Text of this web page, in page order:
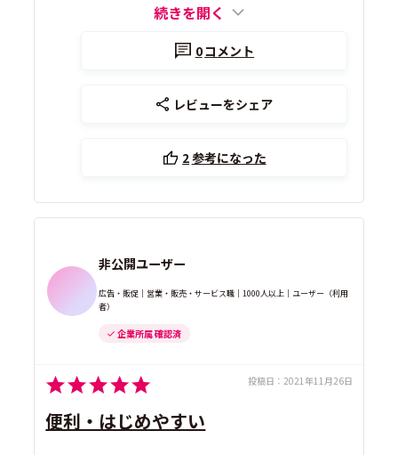
続きを開く
0コメント
レビューをシェア
2参考になった
非公開ユーザー
広告・販促｜営業・販売・サービス職｜1000人以上｜ユーザー（利用
者）
企業所属 確認済
投稿日： 2021年11月26日
便利・はじめやすい